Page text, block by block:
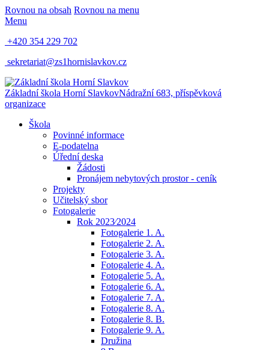
Rovnou na obsah Rovnou na menu
Menu
+420 354 229 702
sekretariat@zs1hornislavkov.cz
Základní škola Horní SlavkovNádražní 683, příspěvková
organizace
Škola
Povinné informace
E-podatelna
Úřední deska
Žádosti
Pronájem nebytových prostor - ceník
Projekty
Učitelský sbor
Fotogalerie
Rok 2023⁄2024
Fotogalerie 1. A.
Fotogalerie 2. A.
Fotogalerie 3. A.
Fotogalerie 4. A.
Fotogalerie 5. A.
Fotogalerie 6. A.
Fotogalerie 7. A.
Fotogalerie 8. A.
Fotogalerie 8. B.
Fotogalerie 9. A.
Družina